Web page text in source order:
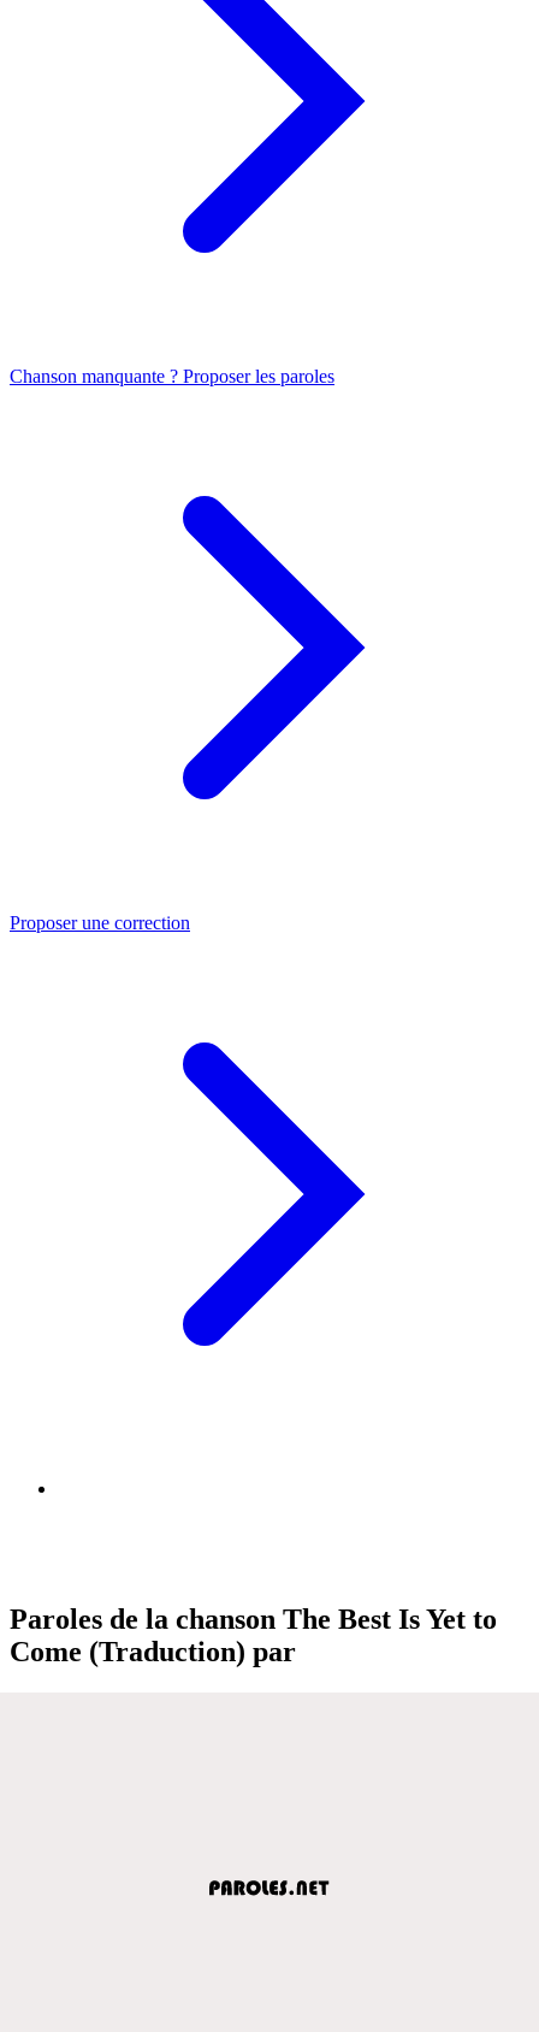
Chanson manquante ? Proposer les paroles
Proposer une correction
Paroles de la chanson The Best Is Yet to
Come (Traduction) par